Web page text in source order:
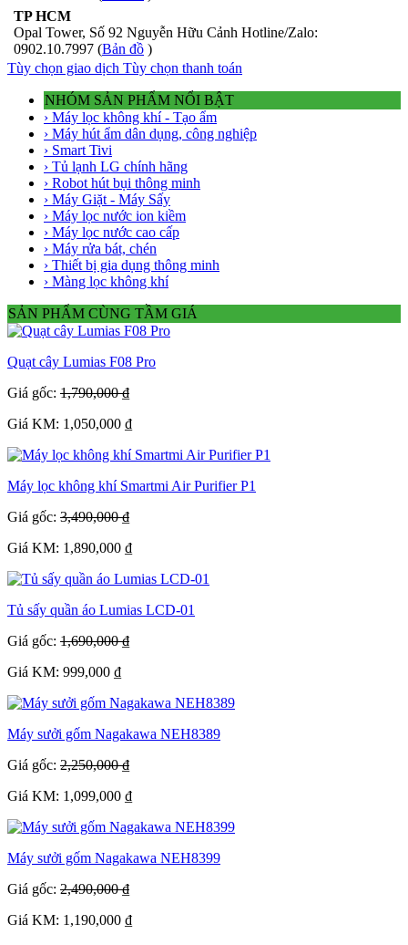
TP HCM
Opal Tower, Số 92 Nguyễn Hữu Cảnh Hotline/Zalo:
0902.10.7997 (Bản đồ )
Tùy chọn giao dịch Tùy chọn thanh toán
NHÓM SẢN PHẨM NỔI BẬT
› Máy lọc không khí - Tạo ẩm
› Máy hút ẩm dân dụng, công nghiệp
› Smart Tivi
› Tủ lạnh LG chính hãng
› Robot hút bụi thông minh
› Máy Giặt - Máy Sấy
› Máy lọc nước ion kiềm
› Máy lọc nước cao cấp
› Máy rửa bát, chén
› Thiết bị gia dụng thông minh
› Màng lọc không khí
SẢN PHẨM CÙNG TẦM GIÁ
Quạt cây Lumias F08 Pro
Giá gốc: 1,790,000 ₫
Giá KM: 1,050,000 ₫
Máy lọc không khí Smartmi Air Purifier P1
Giá gốc: 3,490,000 ₫
Giá KM: 1,890,000 ₫
Tủ sấy quần áo Lumias LCD-01
Giá gốc: 1,690,000 ₫
Giá KM: 999,000 ₫
Máy sưởi gốm Nagakawa NEH8389
Giá gốc: 2,250,000 ₫
Giá KM: 1,099,000 ₫
Máy sưởi gốm Nagakawa NEH8399
Giá gốc: 2,490,000 ₫
Giá KM: 1,190,000 ₫